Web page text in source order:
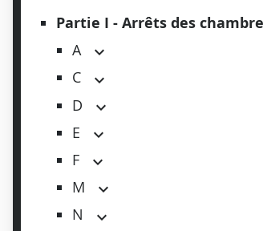
Partie I - Arrêts des
A
C
D
E
F
M
N